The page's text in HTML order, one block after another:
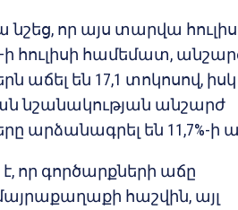
որ այս տարվա
հուլիսի համեմատ,
աճել են 17,1 տոկոսով, իսկ
նշանակության անշարժ
արձանագրել են 11,7%-ի
որ գործարքների աճը
հաշվին, այլ